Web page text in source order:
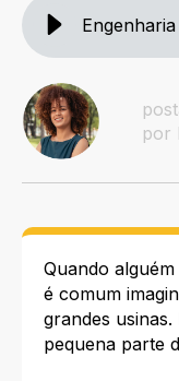
por
Quando
é comum
grandes
pequena parte